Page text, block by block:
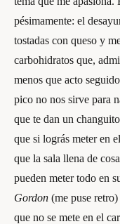
pésimamente: el
tostadas con queso y
carbohidratos que,
menos que acto
pico no nos sirve para
que te dan un
que si lográs meter en
que la sala llena de
pueden meter todo en
Gordon (me puse
que no se mete en el